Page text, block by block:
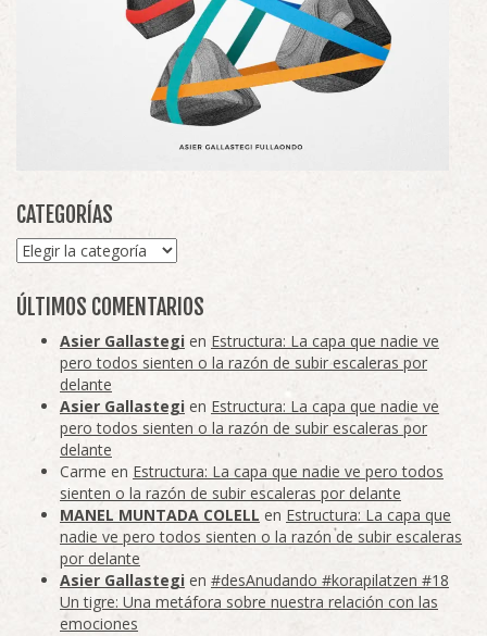
CATEGORÍAS
Categorías
ÚLTIMOS COMENTARIOS
Asier Gallastegi en Estructura: La capa que nadie ve
pero todos sienten o la razón de subir escaleras por
delante
Asier Gallastegi en Estructura: La capa que nadie ve
pero todos sienten o la razón de subir escaleras por
delante
Carme en Estructura: La capa que nadie ve pero todos
sienten o la razón de subir escaleras por delante
MANEL MUNTADA COLELL en Estructura: La capa que
nadie ve pero todos sienten o la razón de subir escaleras
por delante
Asier Gallastegi en #desAnudando #korapilatzen #18
Un tigre: Una metáfora sobre nuestra relación con las
emociones